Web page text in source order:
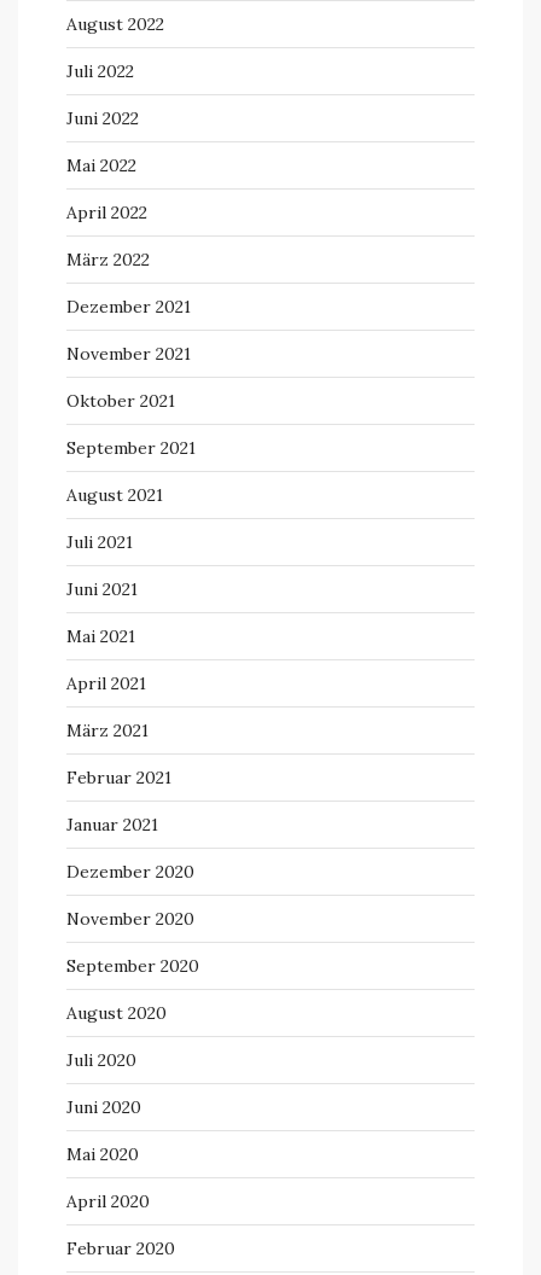
August 2022
Juli 2022
Juni 2022
Mai 2022
April 2022
März 2022
Dezember 2021
November 2021
Oktober 2021
September 2021
August 2021
Juli 2021
Juni 2021
Mai 2021
April 2021
März 2021
Februar 2021
Januar 2021
Dezember 2020
November 2020
September 2020
August 2020
Juli 2020
Juni 2020
Mai 2020
April 2020
Februar 2020